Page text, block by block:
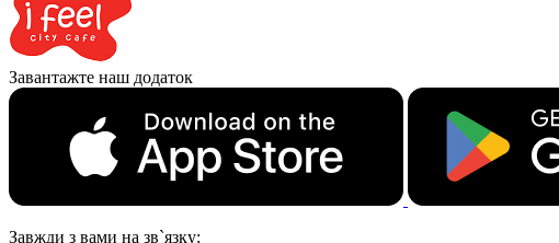
Завантажте наш додаток
Завжди з вами на зв`язку: